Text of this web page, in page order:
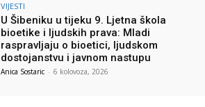
VIJESTI
U Šibeniku u tijeku 9. Ljetna škola
bioetike i ljudskih prava: Mladi
raspravljaju o bioetici, ljudskom
dostojanstvu i javnom nastupu
Anica Sostaric - 6 kolovoza, 2026